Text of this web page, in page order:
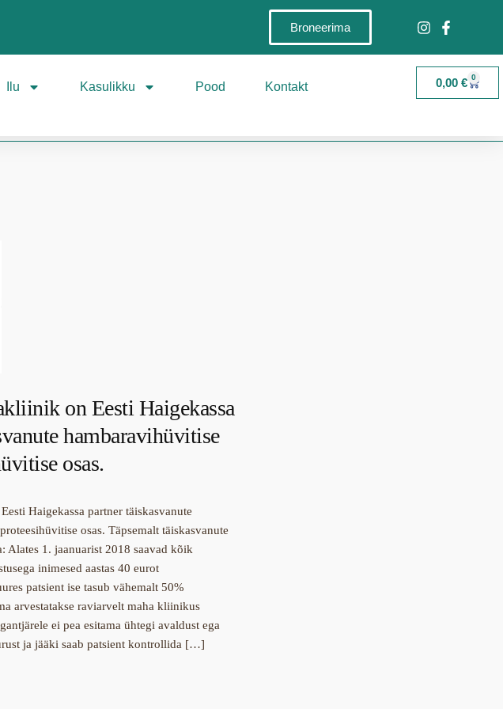
Broneerima
Ilu Kasulikku Pood Kontakt 0,00€ 0
on Eesti Haigekassa
hambaravihüvitise
osas.
Haigekassa partner täiskasvanute
osas. Täpsemalt täiskasvanute
Alates 1. jaanuarist 2018 saavad kõik
inimesed aastas 40 eurot
patsient ise tasub vähemalt 50%
arvestatakse raviarvelt maha kliinikus
ei pea esitama ühtegi avaldust ega
ja jääki saab patsient kontrollida […]